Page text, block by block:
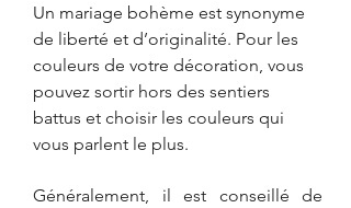
Un mariage bohème est synonyme
de liberté et d’originalité. Pour les
couleurs de votre décoration, vous
pouvez sortir hors des sentiers
battus et choisir les couleurs qui
vous parlent le plus.
Généralement, il est conseillé de